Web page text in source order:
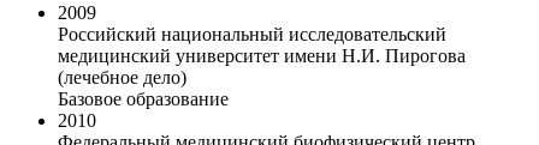
2009
Российский национальный исследовательский
медицинский университет имени Н.И. Пирогова
(лечебное дело)
Базовое образование
2010